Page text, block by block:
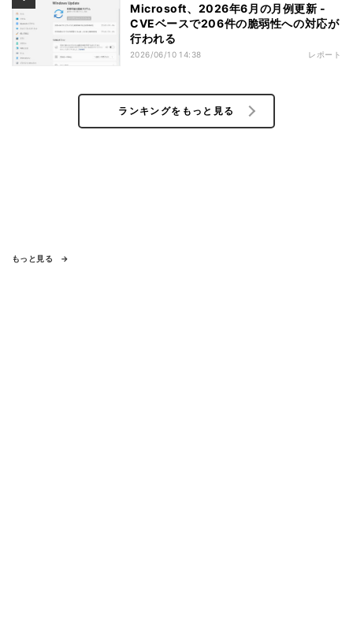
Microsoft、2026年6月の月例更新 -
CVEベースで206件の脆弱性への対応が
行われる
2026/06/10 14:38 レポート
ランキングをもっと見る
もっと見る